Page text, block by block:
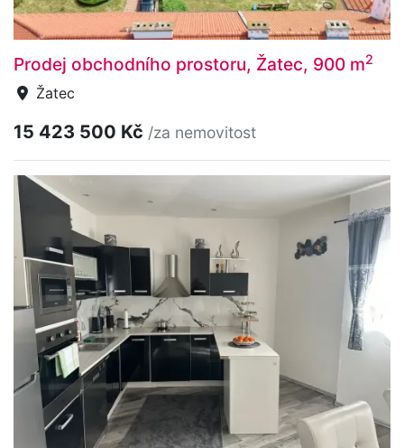
Prodej obchodního prostoru, Žatec, 900 m2
Žatec
15 423 500 Kč /za nemovitost